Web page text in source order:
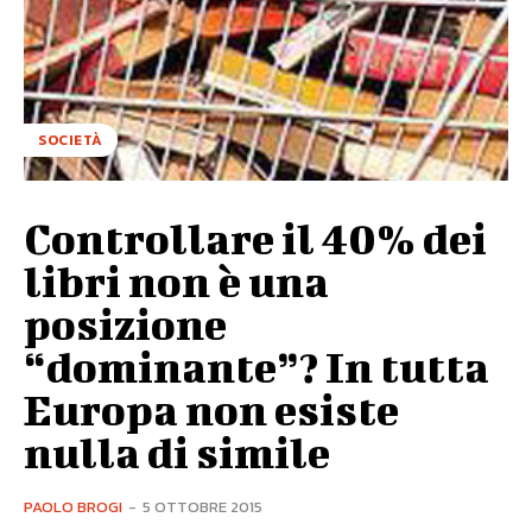
SOCIETÀ
Controllare il 40% dei
libri non è una
posizione
“dominante”? In tutta
Europa non esiste
nulla di simile
PAOLO BROGI - 5 OTTOBRE 2015